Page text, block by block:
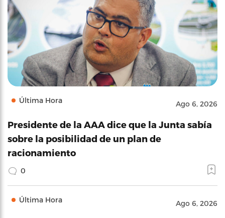
Última Hora Ago 6, 2026
Presidente de la AAA dice que la Junta sabía
sobre la posibilidad de un plan de
racionamiento
0
Última Hora Ago 6, 2026